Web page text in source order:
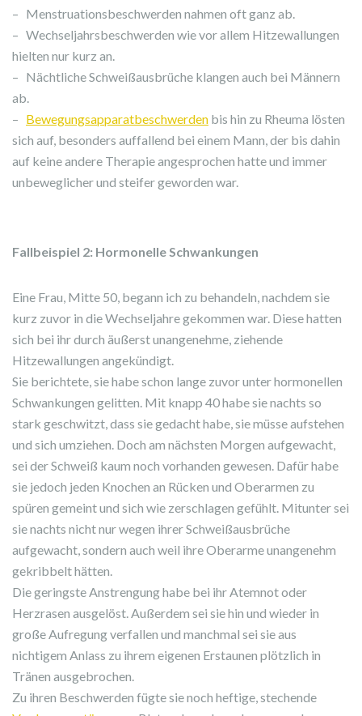
– Menstruationsbeschwerden nahmen oft ganz ab.
– Wechseljahrsbeschwerden wie vor allem Hitzewallungen
hielten nur kurz an.
– Nächtliche Schweißausbrüche klangen auch bei Männern
ab.
– Bewegungsapparatbeschwerden bis hin zu Rheuma lösten
sich auf, besonders auffallend bei einem Mann, der bis dahin
auf keine andere Therapie angesprochen hatte und immer
unbeweglicher und steifer geworden war.
Fallbeispiel 2: Hormonelle Schwankungen
Eine Frau, Mitte 50, begann ich zu behandeln, nachdem sie
kurz zuvor in die Wechseljahre gekommen war. Diese hatten
sich bei ihr durch äußerst unangenehme, ziehende
Hitzewallungen angekündigt.
Sie berichtete, sie habe schon lange zuvor unter hormonellen
Schwankungen gelitten. Mit knapp 40 habe sie nachts so
stark geschwitzt, dass sie gedacht habe, sie müsse aufstehen
und sich umziehen. Doch am nächsten Morgen aufgewacht,
sei der Schweiß kaum noch vorhanden gewesen. Dafür habe
sie jedoch jeden Knochen an Rücken und Oberarmen zu
spüren gemeint und sich wie zerschlagen gefühlt. Mitunter sei
sie nachts nicht nur wegen ihrer Schweißausbrüche
aufgewacht, sondern auch weil ihre Oberarme unangenehm
gekribbelt hätten.
Die geringste Anstrengung habe bei ihr Atemnot oder
Herzrasen ausgelöst. Außerdem sei sie hin und wieder in
große Aufregung verfallen und manchmal sei sie aus
nichtigem Anlass zu ihrem eigenen Erstaunen plötzlich in
Tränen ausgebrochen.
Zu ihren Beschwerden fügte sie noch heftige, stechende